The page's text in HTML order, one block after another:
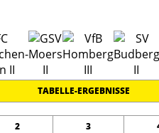
TABELLE-ERGEBNISSE
2 3